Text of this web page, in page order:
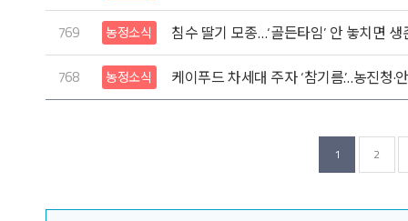
769 농정소식 침수 딸기 모종…‘골든타임’ 안 놓치면
768 농정소식 케이푸드 차세대 주자 ‘참기름’…농진청
1 2